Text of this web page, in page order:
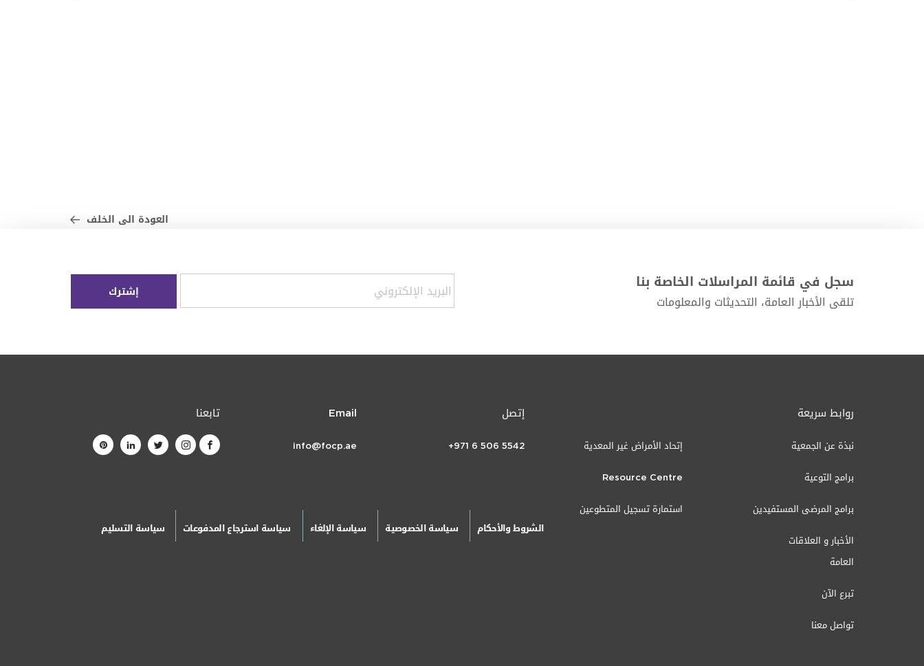
العودة الى الخلف
سجل في قائمة المراسلات الخاصة بنا
تلقى الأخبار العامة، التحديثات والمعلومات
روابط سريعة
نبذة عن الجمعية
برامج التوعية
برامج المرضى المستفيدين
إتحاد الأمراض غير المعدية
Resource Centre
استمارة تسجيل المتطوعين
الأخبار و العلاقات
العامة
تبرع الآن
تواصل معنا
إتصل
+971 6 506 5542
Email
info@focp.ae
تابعنا
الشروط والأحكام سياسة الخصوصية سياسة الإلغاء سياسة استرجاع المدفوعات سياسة التسليم